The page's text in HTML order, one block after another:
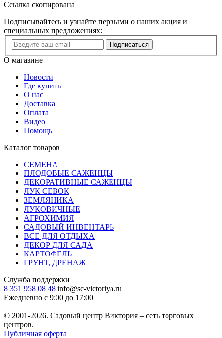
Ссылка скопирована
Подписывайтесь и узнайте первыми о наших акция и
специальных предложениях:
Подписаться
О магазине
Новости
Где купить
О нас
Доставка
Оплата
Видео
Помощь
Каталог товаров
СЕМЕНА
ПЛОДОВЫЕ САЖЕНЦЫ
ДЕКОРАТИВНЫЕ САЖЕНЦЫ
ЛУК СЕВОК
ЗЕМЛЯНИКА
ЛУКОВИЧНЫЕ
АГРОХИМИЯ
САДОВЫЙ ИНВЕНТАРЬ
ВСЕ ДЛЯ ОТДЫХА
ДЕКОР ДЛЯ САДА
КАРТОФЕЛЬ
ГРУНТ, ДРЕНАЖ
Служба поддержки
8 351 958 08 48 info@sc-victoriya.ru
Ежедневно с 9:00 до 17:00
© 2001-2026. Садовый центр Виктория – сеть торговых
центров.
Публичная оферта